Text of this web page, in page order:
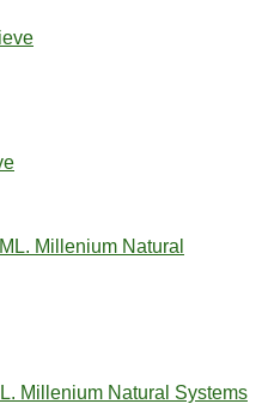
Millenium Natural Systems